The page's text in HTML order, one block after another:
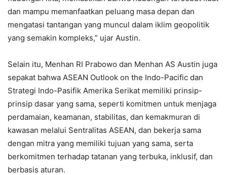
dan mampu memanfaatkan peluang masa depan dan
mengatasi tantangan yang muncul dalam iklim geopolitik
yang semakin kompleks,” ujar Austin.
Selain itu, Menhan RI Prabowo dan Menhan AS Austin juga
sepakat bahwa ASEAN Outlook on the Indo-Pacific dan
Strategi Indo-Pasifik Amerika Serikat memiliki prinsip-
prinsip dasar yang sama, seperti komitmen untuk menjaga
perdamaian, keamanan, stabilitas, dan kemakmuran di
kawasan melalui Sentralitas ASEAN, dan bekerja sama
dengan mitra yang memiliki tujuan yang sama, serta
berkomitmen terhadap tatanan yang terbuka, inklusif, dan
berbasis aturan.